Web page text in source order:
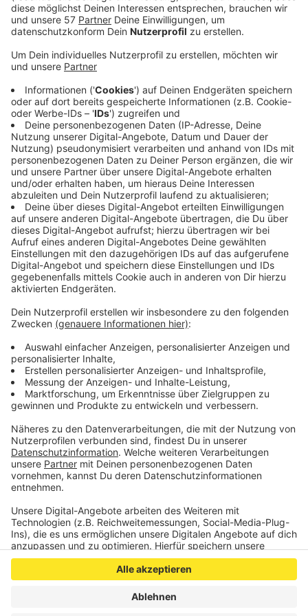
noch einen Papierführerschein haben: Ihre Frist
zum Umtausch des Führerscheins läuft bis zum 19.
das Verfahren vereinfacht. Um den Antrag zu
Straßenverkehrsamt kommen, sondern kann die
Unterlagen per Post schicken.
Alle Informationen gibt es:Hier.
Der Umtausch ist verpflichtend: Wer weiter mit
seinem alten Pkw- oder Motorrad-Führerschein
fährt und die Frist verstreichen lässt, riskiert ein
Verwarnungsgeld. Zusätzlich kann es künftig im
Ausland zu Problemen kommen, wenn man weiter
mit dem alten Führerschein unterwegs ist. Die
Fahrerlaubnis bleibt unverändert bestehen. Der
Umtausch erfolgt ohne ärztliche Untersuchungen
oder sonstige Prüfungen.
Veröffentlicht:Donnerstag, 19.08.2021 10:35
Anzeige